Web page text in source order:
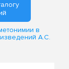
в
А.С.